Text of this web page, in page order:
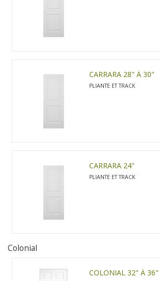
CARRARA 28" À 30"
PLIANTE ET TRACK
CARRARA 24"
PLIANTE ET TRACK
Colonial
COLONIAL 32" À 36"